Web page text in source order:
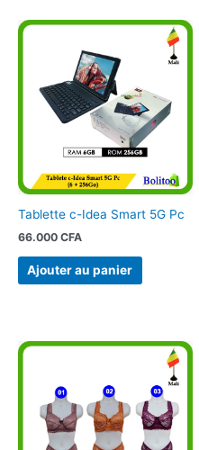
Tablette c-Idea Smart 5G Pc
66.000 CFA
Ajouter au panier